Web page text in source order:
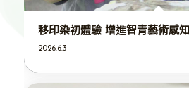
移印染初體驗 增進智青藝術感知
2026.6.3